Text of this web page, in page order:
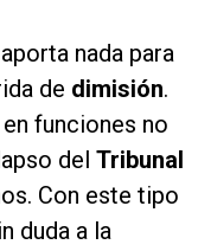
nada para
de dimisión.
funciones no
del Tribunal
Con este tipo
duda a la